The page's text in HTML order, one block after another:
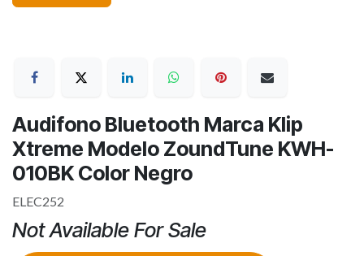
Audifono Bluetooth Marca Klip
Xtreme Modelo ZoundTune KWH-
010BK Color Negro
ELEC252
Not Available For Sale